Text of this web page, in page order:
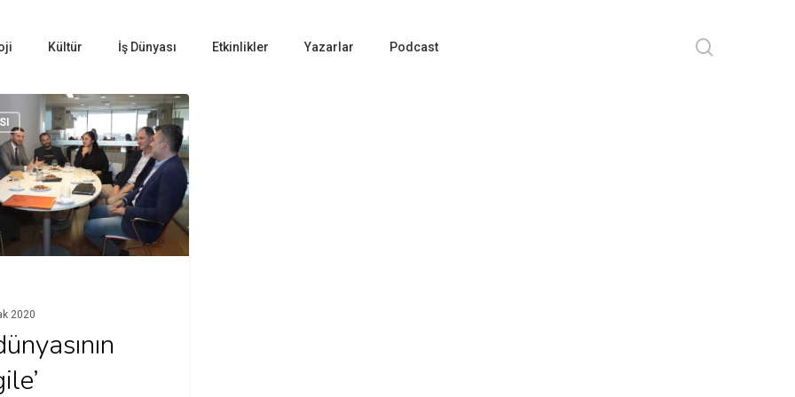
Kültür İş Dünyası Etkinlikler Yazarlar Podcast
2020